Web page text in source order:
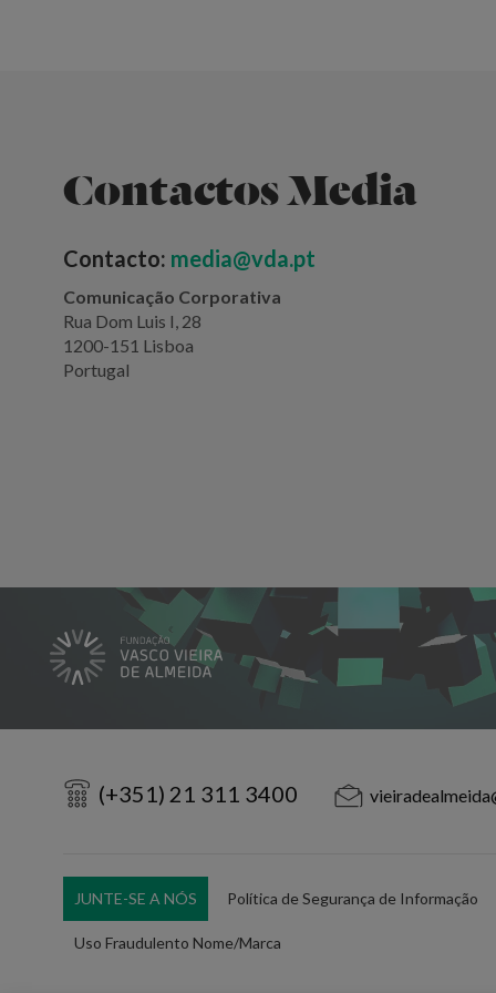
Contactos Media
Contacto: media@vda.pt
Comunicação Corporativa
Rua Dom Luis I, 28
1200-151 Lisboa
Portugal
(+351) 21 311 3400
JUNTE-SE A NÓS Política de Segurança de Informação
Uso Fraudulento Nome/Marca